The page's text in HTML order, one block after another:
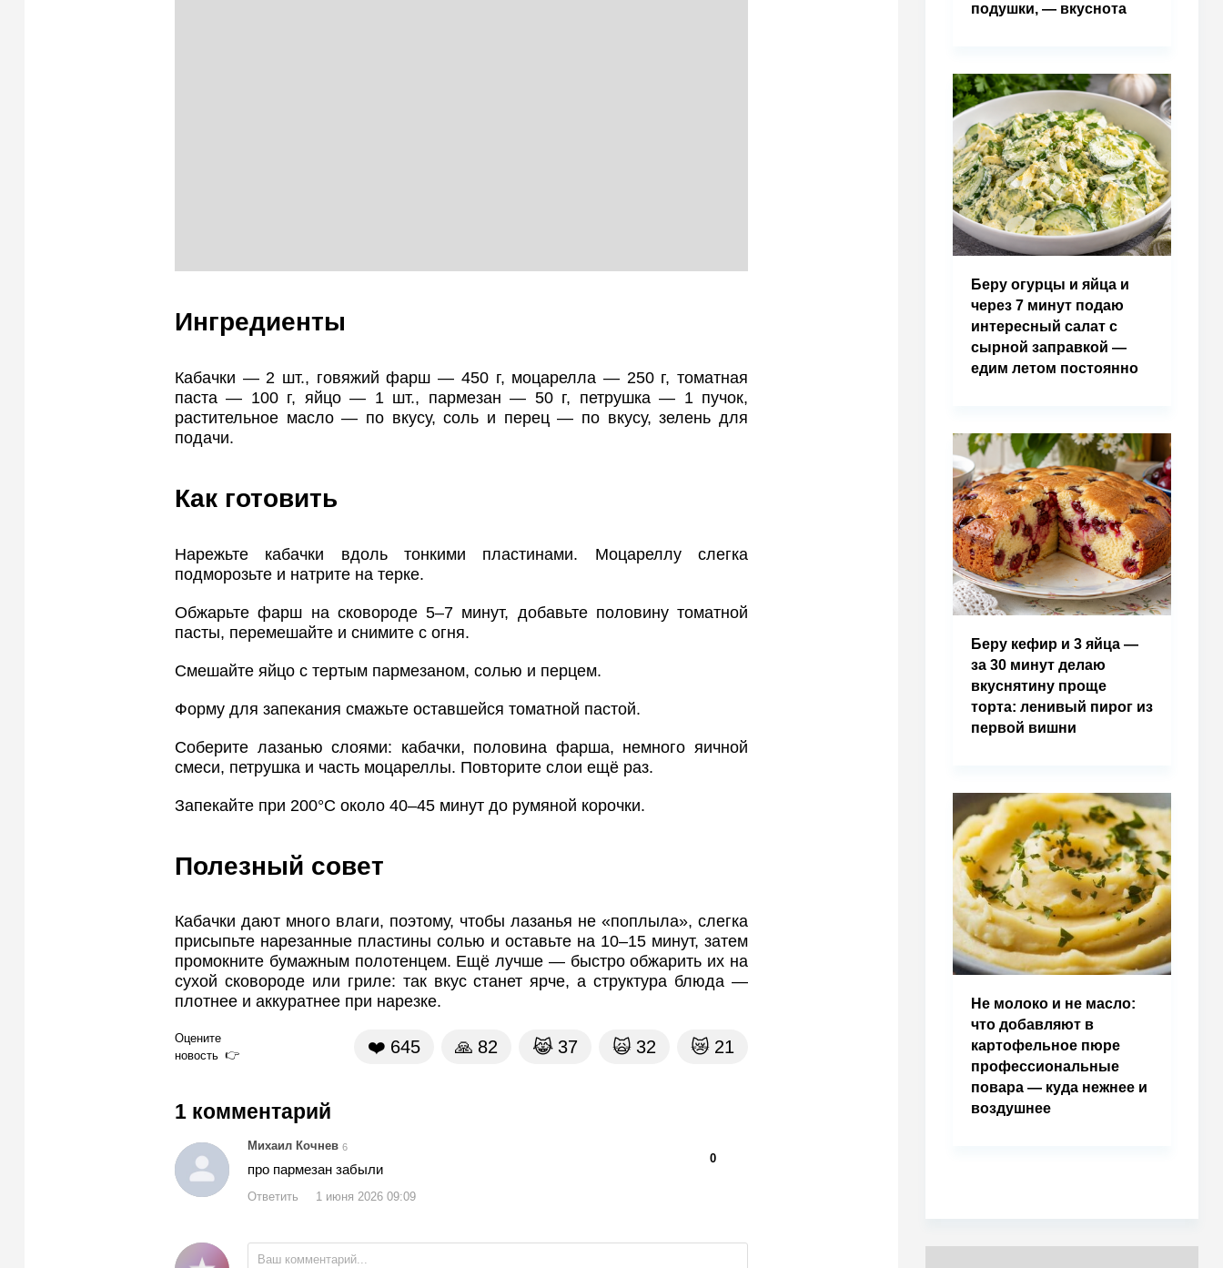
Ингредиенты
Кабачки — 2 шт., говяжий фарш — 450 г, моцарелла — 250 г, томатная
паста — 100 г, яйцо — 1 шт., пармезан — 50 г, петрушка — 1 пучок,
растительное масло — по вкусу, соль и перец — по вкусу, зелень для
подачи.
Как готовить
Нарежьте кабачки вдоль тонкими пластинами. Моцареллу слегка
подморозьте и натрите на терке.
Обжарьте фарш на сковороде 5–7 минут, добавьте половину томатной
пасты, перемешайте и снимите с огня.
Смешайте яйцо с тертым пармезаном, солью и перцем.
Форму для запекания смажьте оставшейся томатной пастой.
Соберите лазанью слоями: кабачки, половина фарша, немного яичной
смеси, петрушка и часть моцареллы. Повторите слои ещё раз.
Запекайте при 200°C около 40–45 минут до румяной корочки.
Полезный совет
Кабачки дают много влаги, поэтому, чтобы лазанья не «поплыла», слегка
присыпьте нарезанные пластины солью и оставьте на 10–15 минут, затем
промокните бумажным полотенцем. Ещё лучше — быстро обжарить их на
сухой сковороде или гриле: так вкус станет ярче, а структура блюда —
плотнее и аккуратнее при нарезке.
Оцените
новость
❤️ 645 🙏 82 😹 37 🙀 32 😿 21
1 комментарий
Михаил Кочнев 6
0
про пармезан забыли
Ответить 1 июня 2026 09:09
подушки, — вкуснота
Беру огурцы и яйца и
через 7 минут подаю
интересный салат с
сырной заправкой —
едим летом постоянно
Беру кефир и 3 яйца —
за 30 минут делаю
вкуснятину проще
торта: ленивый пирог из
первой вишни
Не молоко и не масло:
что добавляют в
картофельное пюре
профессиональные
повара — куда нежнее и
воздушнее